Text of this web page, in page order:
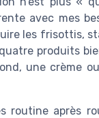
avec mes
les frisottis,
produits
une crème
routine après